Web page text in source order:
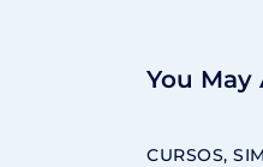
You May
CURSOS,